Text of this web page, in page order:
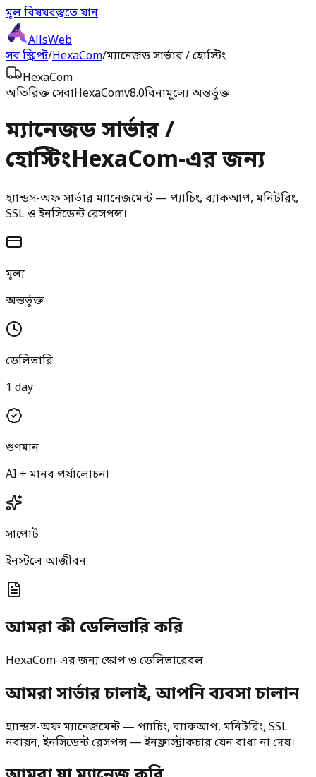
মূল বিষয়বস্তুতে যান
AllsWeb
সব স্ক্রিপ্ট/HexaCom/ম্যানেজড সার্ভার / হোস্টিং
HexaCom
অতিরিক্ত সেবাHexaComv8.0বিনামূল্যে অন্তর্ভুক্ত
ম্যানেজড সার্ভার /
হোস্টিংHexaCom-এর জন্য
হ্যান্ডস-অফ সার্ভার ম্যানেজমেন্ট — প্যাচিং, ব্যাকআপ, মনিটরিং,
SSL ও ইনসিডেন্ট রেসপন্স।
মূল্য
অন্তর্ভুক্ত
ডেলিভারি
1 day
গুণমান
AI + মানব পর্যালোচনা
সাপোর্ট
ইনস্টলে আজীবন
আমরা কী ডেলিভারি করি
HexaCom-এর জন্য স্কোপ ও ডেলিভারেবল
আমরা সার্ভার চালাই, আপনি ব্যবসা চালান
হ্যান্ডস-অফ ম্যানেজমেন্ট — প্যাচিং, ব্যাকআপ, মনিটরিং, SSL
নবায়ন, ইনসিডেন্ট রেসপন্স — ইনফ্রাস্ট্রাকচার যেন বাধা না দেয়।